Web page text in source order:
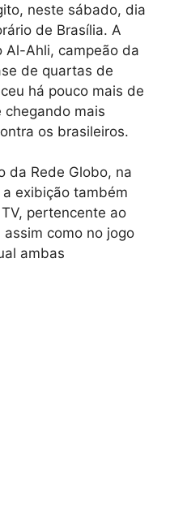
neste sábado, dia
de Brasília. A
Al-Ahli, campeão da
de quartas de
há pouco mais de
chegando mais
os brasileiros.
da Rede Globo, na
exibição também
pertencente ao
assim como no jogo
ambas